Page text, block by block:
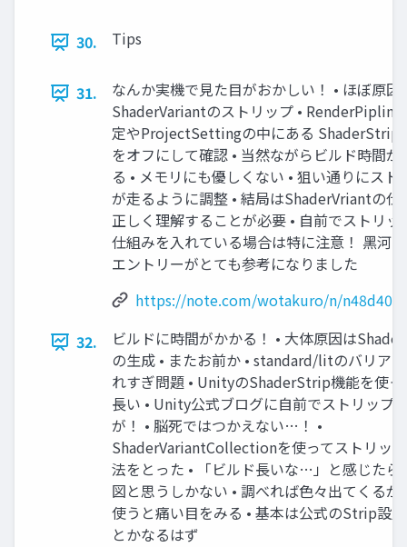
30. Tips
31.
なんか実機で⾒た⽬がおかしい！ • ほぼ原因
ShaderVariantのストリップ • RenderPipline
定やProjectSettingの中にある ShaderStrip
をオフにして確認 • 当然ながらビルド時間が
る • メモリにも優しくない • 狙い通りにスト
が⾛るように調整 • 結局はShaderVriantの仕
正しく理解することが必要 • ⾃前でストリッ
仕組みを⼊れている場合は特に注意！ ⿊河
エントリーがとても参考になりました
https://note.com/wotakuro/n/
32.
ビルドに時間がかかる！ • ⼤体原因は
の⽣成 • またお前か • standard/litのバリア
れすぎ問題 • UnityのShaderStrip機能を使っ
⻑い • Unity公式ブログに⾃前でストリップ
が！ • 脳死ではつかえない…！ •
ShaderVariantCollectionを使ってストリッ
法をとった • 「ビルド⻑いな…」と感じたら
図と思うしかない • 調べれば⾊々出てくるが
使うと痛い⽬をみる • 基本は公式のStrip設
とかなるはず